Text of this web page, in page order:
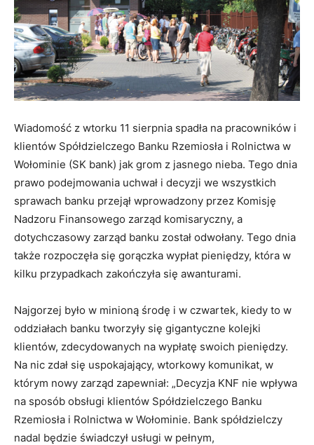
Wiadomość z wtorku 11 sierpnia spadła na pracowników i
klientów Spółdzielczego Banku Rzemiosła i Rolnictwa w
Wołominie (SK bank) jak grom z jasnego nieba. Tego dnia
prawo podejmowania uchwał i decyzji we wszystkich
sprawach banku przejął wprowadzony przez Komisję
Nadzoru Finansowego zarząd komisaryczny, a
dotychczasowy zarząd banku został odwołany. Tego dnia
także rozpoczęła się gorączka wypłat pieniędzy, która w
kilku przypadkach zakończyła się awanturami.
Najgorzej było w minioną środę i w czwartek, kiedy to w
oddziałach banku tworzyły się gigantyczne kolejki
klientów, zdecydowanych na wypłatę swoich pieniędzy.
Na nic zdał się uspokajający, wtorkowy komunikat, w
którym nowy zarząd zapewniał: „Decyzja KNF nie wpływa
na sposób obsługi klientów Spółdzielczego Banku
Rzemiosła i Rolnictwa w Wołominie. Bank spółdzielczy
nadal będzie świadczył usługi w pełnym,